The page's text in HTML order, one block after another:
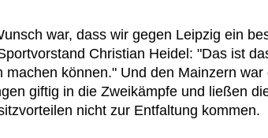
war, dass wir gegen Leipzig ein
Christian Heidel: "Das ist
machen können." Und den Mainzern
giftig in die Zweikämpfe und ließen
nicht zur Entfaltung kommen.